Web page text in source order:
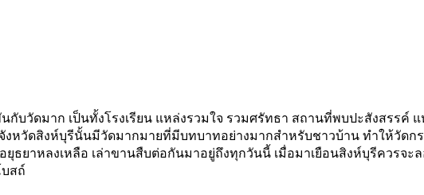
บวัดมาก เป็นทั้งโรงเรียน แหล่งรวมใจ รวมศรัทธา สถานที่พบปะสังสรรค์
หวัดสิงห์บุรีนั้นมีวัดมากมายที่มีบทบาทอย่างมากสำหรับชาวบ้าน ทำให้วัดก
ยุธยาหลงเหลือ เล่าขานสืบต่อกันมาอยู่ถึงทุกวันนี้ เมื่อมาเยือนสิงห์บุรีควรจะ
สถ์